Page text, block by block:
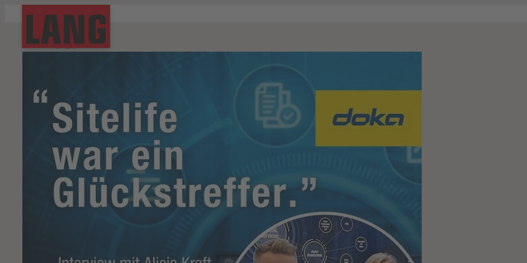
Start
Kontakt
Datenschutz
Hinweisgebersystem
Suche
Bauen mit LANG
Gestern, heute, morgen
Was für uns zählt
Qualität und Zertifizierung